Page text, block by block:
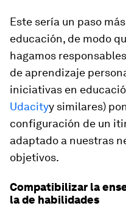
Este sería un paso
educación, de modo
hagamos
de aprendizaje
iniciativas en
Udacityy similares)
configuración de un
adaptado a nuestras
objetivos.
Compatibilizar la
la de habilidades